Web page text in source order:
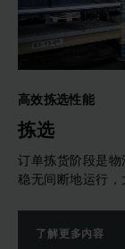
高效拣选性能
拣选
订单拣货阶段是
稳无间断地运行，
了解更多内容